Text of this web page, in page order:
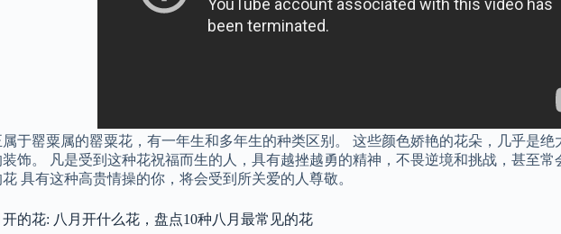
于罂粟属的罂粟花，有一年生和多年生的种类区别。 这些颜色娇艳的花朵，几乎是绝
装饰。 凡是受到这种花祝福而生的人，具有越挫越勇的精神，不畏逆境和挑战，甚至常
具有这种高贵情操的你，将会受到所关爱的人尊敬。
开的花: 八月开什么花，盘点10种八月最常见的花